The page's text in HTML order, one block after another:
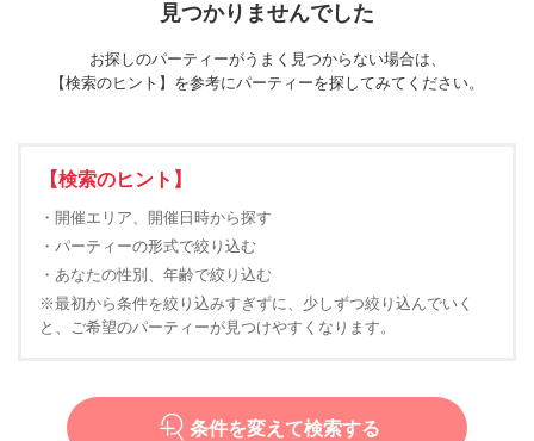
見つかりませんでした
お探しのパーティーがうまく見つからない場合は、
【検索のヒント】を参考にパーティーを探してみてください。
【検索のヒント】
・開催エリア、開催日時から探す
・パーティーの形式で絞り込む
・あなたの性別、年齢で絞り込む
※最初から条件を絞り込みすぎずに、少しずつ絞り込んでいく
と、ご希望のパーティーが見つけやすくなります。
条件を変えて検索する